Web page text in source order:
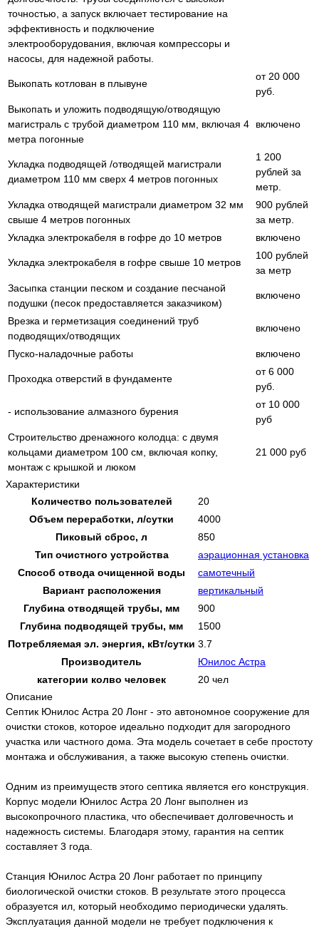
точностью, а запуск включает тестирование на
эффективность и подключение
электрооборудования, включая компрессоры и
насосы, для надежной работы.
Выкопать котлован в плывуне
от 20 000
руб.
Выкопать и уложить подводящую/отводящую
магистраль с трубой диаметром 110 мм, включая 4
метра погонные
включено
Укладка подводящей /отводящей магистрали
диаметром 110 мм сверх 4 метров погонных
1 200
рублей за
метр.
Укладка отводящей магистрали диаметром 32 мм
свыше 4 метров погонных
900 рублей
за метр.
Укладка электрокабеля в гофре до 10 метров
включено
Укладка электрокабеля в гофре свыше 10 метров
100 рублей
за метр
Засыпка станции песком и создание песчаной
подушки (песок предоставляется заказчиком)
включено
Врезка и герметизация соединений труб
подводящих/отводящих
включено
Пуско-наладочные работы включено
Проходка отверстий в фундаменте
от 6 000
руб.
- использование алмазного бурения
от 10 000
руб
Строительство дренажного колодца: с двумя
кольцами диаметром 100 см, включая копку,
монтаж с крышкой и люком
21 000 руб
Характеристики
Количество пользователей
20
Объем переработки, л/сутки
4000
Пиковый сброс, л
850
Тип очистного устройства
аэрационная установка
Способ отвода очищенной воды
самотечный
Вариант расположения
вертикальный
Глубина отводящей трубы, мм
900
Глубина подводящей трубы, мм
1500
Потребляемая эл. энергия, кВт/сутки 3.7
Производитель
Юнилос Астра
категории колво человек
20 чел
Описание
Септик Юнилос Астра 20 Лонг - это автономное сооружение для
очистки стоков, которое идеально подходит для загородного
участка или частного дома. Эта модель сочетает в себе простоту
монтажа и обслуживания, а также высокую степень очистки.
Одним из преимуществ этого септика является его конструкция.
Корпус модели Юнилос Астра 20 Лонг выполнен из
высокопрочного пластика, что обеспечивает долговечность и
надежность системы. Благодаря этому, гарантия на септик
составляет 3 года.
Станция Юнилос Астра 20 Лонг работает по принципу
биологической очистки стоков. В результате этого процесса
образуется ил, который необходимо периодически удалять.
Эксплуатация данной модели не требует подключения к